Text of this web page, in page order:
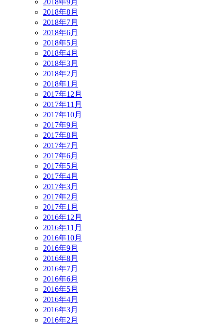
2018年8月
2018年7月
2018年6月
2018年5月
2018年4月
2018年3月
2018年2月
2018年1月
2017年12月
2017年11月
2017年10月
2017年9月
2017年8月
2017年7月
2017年6月
2017年5月
2017年4月
2017年3月
2017年2月
2017年1月
2016年12月
2016年11月
2016年10月
2016年9月
2016年8月
2016年7月
2016年6月
2016年5月
2016年4月
2016年3月
2016年2月